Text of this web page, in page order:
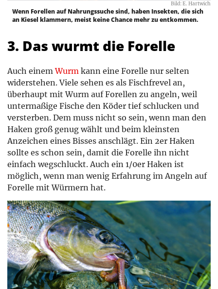
Bild: E. Hartwich
Wenn Forellen auf Nahrungssuche sind, haben Insekten, die sich
an Kiesel klammern, meist keine Chance mehr zu entkommen.
3. Das wurmt die Forelle
Auch einemWurm kann eine Forelle nur selten
widerstehen. Viele sehen es als Fischfrevel an,
überhaupt mit Wurm auf Forellen zu angeln, weil
untermaßige Fische den Köder tief schlucken und
versterben. Dem muss nicht so sein, wenn man den
Haken groß genug wählt und beim kleinsten
Anzeichen eines Bisses anschlägt. Ein 2er Haken
sollte es schon sein, damit die Forelle ihn nicht
einfach wegschluckt. Auch ein 1/0er Haken ist
möglich, wenn man wenig Erfahrung im Angeln auf
Forelle mit Würmern hat.